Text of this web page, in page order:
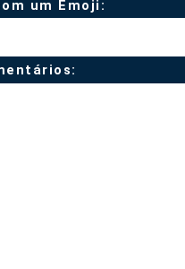
um Emoji: